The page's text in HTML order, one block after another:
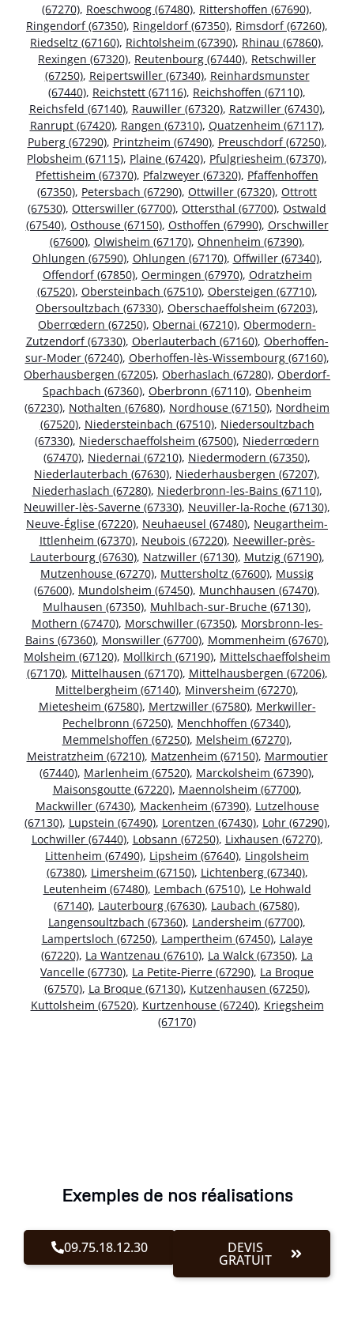
(67270), Roeschwoog (67480), Rittershoffen (67690),
Ringendorf (67350), Ringeldorf (67350), Rimsdorf (67260),
Riedseltz (67160), Richtolsheim (67390), Rhinau (67860),
Rexingen (67320), Reutenbourg (67440), Retschwiller
(67250), Reipertswiller (67340), Reinhardsmunster
(67440), Reichstett (67116), Reichshoffen (67110),
Reichsfeld (67140), Rauwiller (67320), Ratzwiller (67430),
Ranrupt (67420), Rangen (67310), Quatzenheim (67117),
Puberg (67290), Printzheim (67490), Preuschdorf (67250),
Plobsheim (67115), Plaine (67420), Pfulgriesheim (67370),
Pfettisheim (67370), Pfalzweyer (67320), Pfaffenhoffen
(67350), Petersbach (67290), Ottwiller (67320), Ottrott
(67530), Otterswiller (67700), Ottersthal (67700), Ostwald
(67540), Osthouse (67150), Osthoffen (67990), Orschwiller
(67600), Olwisheim (67170), Ohnenheim (67390),
Ohlungen (67590), Ohlungen (67170), Offwiller (67340),
Offendorf (67850), Oermingen (67970), Odratzheim
(67520), Obersteinbach (67510), Obersteigen (67710),
Obersoultzbach (67330), Oberschaeffolsheim (67203),
Oberrœdern (67250), Obernai (67210), Obermodern-
Zutzendorf (67330), Oberlauterbach (67160), Oberhoffen-
sur-Moder (67240), Oberhoffen-lès-Wissembourg (67160),
Oberhausbergen (67205), Oberhaslach (67280), Oberdorf-
Spachbach (67360), Oberbronn (67110), Obenheim
(67230), Nothalten (67680), Nordhouse (67150), Nordheim
(67520), Niedersteinbach (67510), Niedersoultzbach
(67330), Niederschaeffolsheim (67500), Niederrœdern
(67470), Niedernai (67210), Niedermodern (67350),
Niederlauterbach (67630), Niederhausbergen (67207),
Niederhaslach (67280), Niederbronn-les-Bains (67110),
Neuwiller-lès-Saverne (67330), Neuviller-la-Roche (67130),
Neuve-Église (67220), Neuhaeusel (67480), Neugartheim-
Ittlenheim (67370), Neubois (67220), Neewiller-près-
Lauterbourg (67630), Natzwiller (67130), Mutzig (67190),
Mutzenhouse (67270), Muttersholtz (67600), Mussig
(67600), Mundolsheim (67450), Munchhausen (67470),
Mulhausen (67350), Muhlbach-sur-Bruche (67130),
Mothern (67470), Morschwiller (67350), Morsbronn-les-
Bains (67360), Monswiller (67700), Mommenheim (67670),
Molsheim (67120), Mollkirch (67190), Mittelschaeffolsheim
(67170), Mittelhausen (67170), Mittelhausbergen (67206),
Mittelbergheim (67140), Minversheim (67270),
Mietesheim (67580), Mertzwiller (67580), Merkwiller-
Pechelbronn (67250), Menchhoffen (67340),
Memmelshoffen (67250), Melsheim (67270),
Meistratzheim (67210), Matzenheim (67150), Marmoutier
(67440), Marlenheim (67520), Marckolsheim (67390),
Maisonsgoutte (67220), Maennolsheim (67700),
Mackwiller (67430), Mackenheim (67390), Lutzelhouse
(67130), Lupstein (67490), Lorentzen (67430), Lohr (67290),
Lochwiller (67440), Lobsann (67250), Lixhausen (67270),
Littenheim (67490), Lipsheim (67640), Lingolsheim
(67380), Limersheim (67150), Lichtenberg (67340),
Leutenheim (67480), Lembach (67510), Le Hohwald
(67140), Lauterbourg (67630), Laubach (67580),
Langensoultzbach (67360), Landersheim (67700),
Lampertsloch (67250), Lampertheim (67450), Lalaye
(67220), La Wantzenau (67610), La Walck (67350), La
Vancelle (67730), La Petite-Pierre (67290), La Broque
(67570), La Broque (67130), Kutzenhausen (67250),
Kuttolsheim (67520), Kurtzenhouse (67240), Kriegsheim
(67170)
Exemples de nos réalisations
09.75.18.12.30 DEVIS
GRATUIT